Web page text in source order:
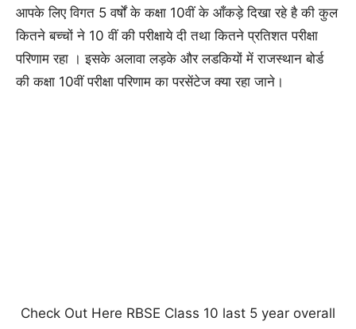
आपके लिए विगत 5 वर्षों के कक्षा 10वीं के आँकड़े दिखा रहे है की कुल
कितने बच्चों ने 10 वीं की परीक्षाये दी तथा कितने प्रतिशत परीक्षा
परिणाम रहा । इसके अलावा लड़के और लडकियों में राजस्थान बोर्ड
की कक्षा 10वीं परीक्षा परिणाम का परसेंटेज क्या रहा जाने।
Check Out Here RBSE Class 10 last 5 year overall